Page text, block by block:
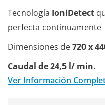
Tecnología IoniDetect
perfecta continuamente
Dimensiones de720 x
Caudal de 24,5 l/ min.
Ver Información